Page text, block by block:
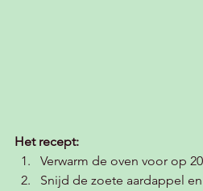
Het recept:
Verwarm de oven voor op
Snijd de zoete aardappel